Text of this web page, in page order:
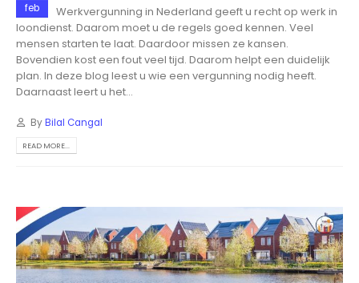
feb
Werkvergunning in Nederland geeft u recht op werk in
loondienst. Daarom moet u de regels goed kennen. Veel
mensen starten te laat. Daardoor missen ze kansen.
Bovendien kost een fout veel tijd. Daarom helpt een duidelijk
plan. In deze blog leest u wie een vergunning nodig heeft.
Daarnaast leert u het...
ByBilal Cangal
READ MORE...